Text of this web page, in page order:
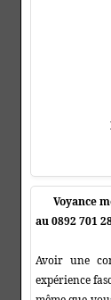
Voyance
au 0892 701
Avoir une
expérience